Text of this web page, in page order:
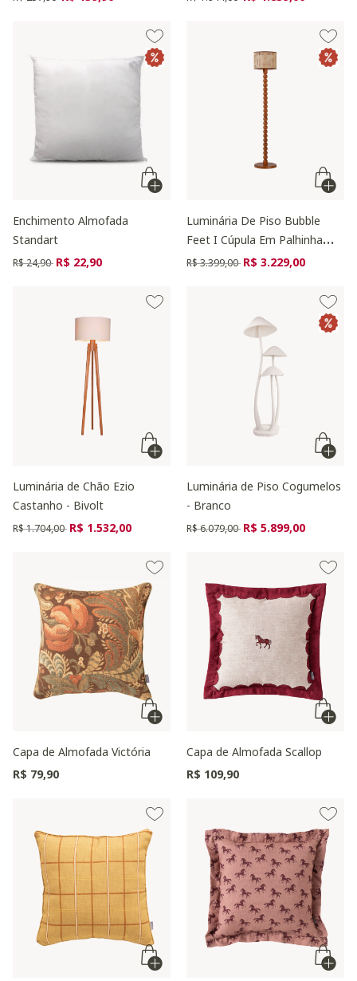
Enchimento Almofada
Standart
Preço reduzido de
R$ 24,90 para
R$ 22,90
Luminária De Piso Bubble
Feet I Cúpula Em Palhinha
Sextavada
Preço reduzido de
R$ 3.399,00 para
R$ 3.229,00
Luminária de Chão Ezio
Castanho - Bivolt
Preço reduzido de
R$ 1.704,00 para
R$ 1.532,00
Luminária de Piso Cogumelos
- Branco
Preço reduzido de
R$ 6.079,00 para
R$ 5.899,00
Capa de Almofada Victória
R$ 79,90
Capa de Almofada Scallop
R$ 109,90